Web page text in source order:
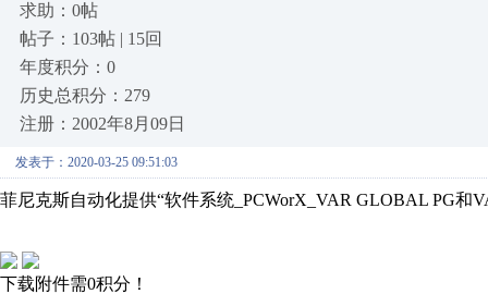
求助：0帖
帖子：103帖 | 15回
年度积分：0
历史总积分：279
注册：2002年8月09日
发表于：2020-03-25 09:51:03
菲尼克斯自动化提供“软件系统_PCWorX_VAR GLOBAL PG和
下载附件需0积分！